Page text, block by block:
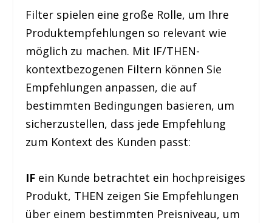
Filter spielen eine große Rolle, um Ihre
Produktempfehlungen so relevant wie
möglich zu machen. Mit IF/THEN-
kontextbezogenen Filtern können Sie
Empfehlungen anpassen, die auf
bestimmten Bedingungen basieren, um
sicherzustellen, dass jede Empfehlung
zum Kontext des Kunden passt:
IF ein Kunde betrachtet ein hochpreisiges
Produkt, THEN zeigen Sie Empfehlungen
über einem bestimmten Preisniveau, um